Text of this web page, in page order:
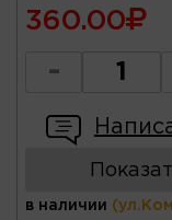
360.00
-
в наличии